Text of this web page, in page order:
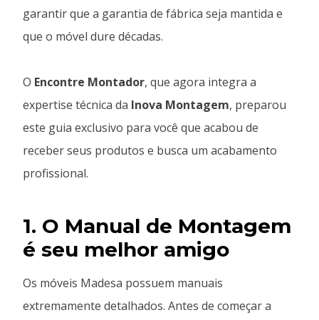
garantir que a garantia de fábrica seja mantida e
que o móvel dure décadas.
O Encontre Montador, que agora integra a
expertise técnica da Inova Montagem, preparou
este guia exclusivo para você que acabou de
receber seus produtos e busca um acabamento
profissional.
1. O Manual de Montagem
é seu melhor amigo
Os móveis Madesa possuem manuais
extremamente detalhados. Antes de começar a